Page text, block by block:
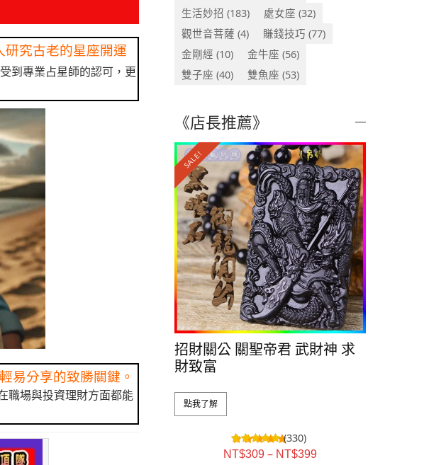
研究古老的星座開運
到專業占星師的認可，更
易分享的致勝關鍵。
職場與投資理財方面都能
生活妙招 (183) 處女座 (32)
觀世音菩薩 (4) 賺錢技巧 (77)
金剛經 (10) 金牛座 (56)
雙子座 (40) 雙魚座 (53)
《店長推薦》
SALE!
招財關公 關聖帝君 武財神 求
財致富
點我了解
(330)
NT$309 – NT$399